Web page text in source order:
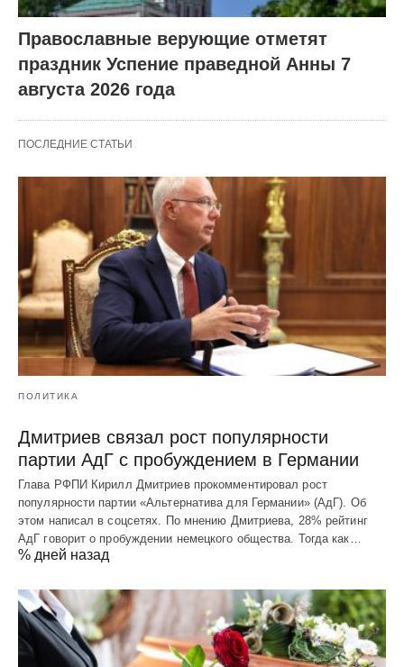
Православные верующие отметят
праздник Успение праведной Анны 7
августа 2026 года
ПОСЛЕДНИЕ СТАТЬИ
ПОЛИТИКА
Дмитриев связал рост популярности
партии АдГ с пробуждением в Германии
Глава РФПИ Кирилл Дмитриев прокомментировал рост
популярности партии «Альтернатива для Германии» (АдГ). Об
этом написал в соцсетях. По мнению Дмитриева, 28% рейтинг
АдГ говорит о пробуждении немецкого общества. Тогда как…
% дней назад